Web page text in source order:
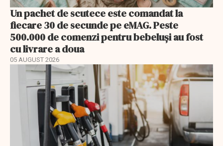
Un pachet de scutece este comandat la
fiecare 30 de secunde pe eMAG. Peste
500.000 de comenzi pentru bebeluși au fost
cu livrare a doua
05 AUGUST 2026